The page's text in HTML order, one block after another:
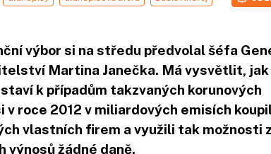
výbor si na středu předvolal šéfa
Martina Janečka. Má vysvětlit, jak
k případům takzvaných korunových
v roce 2012 v miliardových emisích
vlastních firem a využili tak možnosti
výnosů žádné daně.